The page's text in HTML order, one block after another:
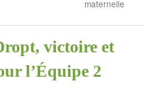
maternelle
victoire et
l’Équipe 2